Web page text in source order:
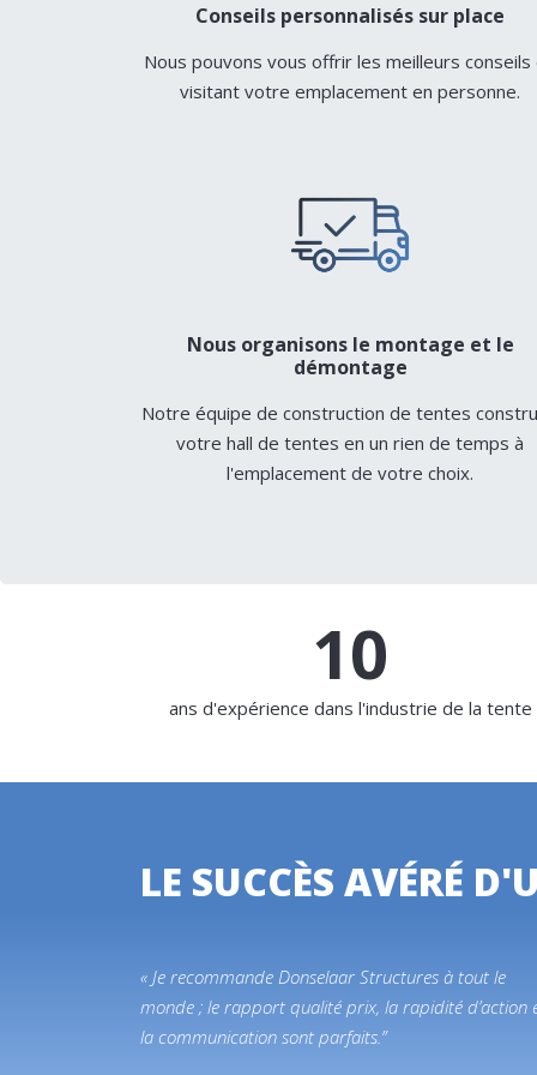
Conseils personnalisés sur place
Nous pouvons vous offrir les meilleurs conseils
visitant votre emplacement en personne.
Nous organisons le montage et le
démontage
Notre équipe de construction de tentes
votre hall de tentes en un rien de temps à
l'emplacement de votre choix.
13
ans d'expérience dans l'industrie de la tente
LE SUCCÈS AVÉRÉ
« Je recommande Donselaar Structures à tout le
monde ; le rapport qualité prix, la rapidité d’action
la communication sont parfaits.”